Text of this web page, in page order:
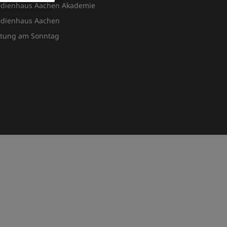
Aachen Akademie
Aachen
am Sonntag